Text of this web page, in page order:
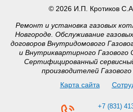
© 2026 И.П. Кротиков
Ремонт и установка газовых
Новгороде. Обслуживание
договоров Внутридомового
и Внутриквартирного Газового
Сертифицированный
производителей
Карта сайта
+7 (831)